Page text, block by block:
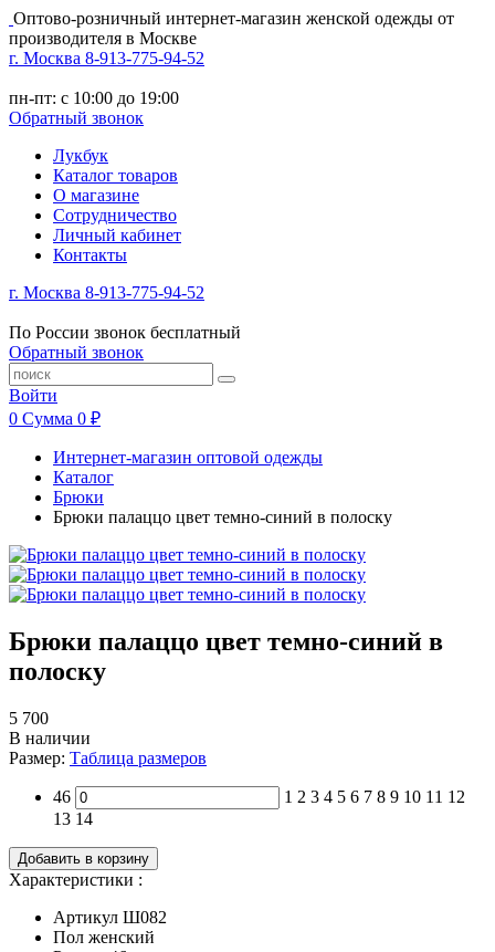
Оптово-розничный интернет-магазин женской одежды от
производителя в Москве
г. Москва 8-913-775-94-52
пн-пт: с 10:00 до 19:00
Обратный звонок
Лукбук
Каталог товаров
О магазине
Сотрудничество
Личный кабинет
Контакты
г. Москва 8-913-775-94-52
По России звонок бесплатный
Обратный звонок
Войти
0 Сумма 0 ₽
Интернет-магазин оптовой одежды
Каталог
Брюки
Брюки палаццо цвет темно-синий в полоску
Брюки палаццо цвет темно-синий в
полоску
5 700
В наличии
Размер: Таблица размеров
46 1 2 3 4 5 6 7 8 9 10 11 12
13 14
Добавить в корзину
Характеристики :
Артикул Ш082
Пол женский